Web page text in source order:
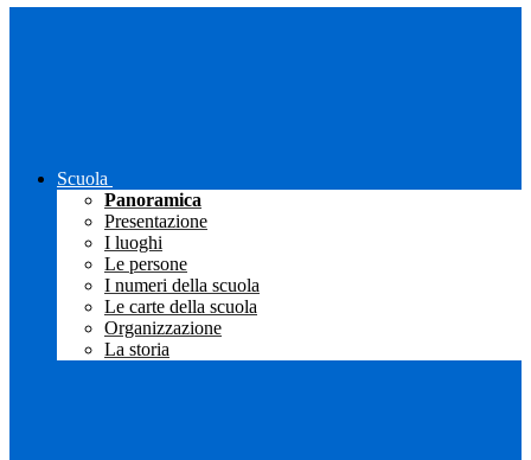
Scuola
Panoramica
Presentazione
I luoghi
Le persone
I numeri della scuola
Le carte della scuola
Organizzazione
La storia